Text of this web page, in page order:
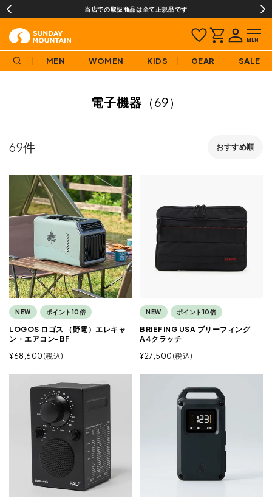
当店での取扱商品は全て正規品です
MEN WOMEN KIDS GEAR SALE
電子機器 （69）
おすすめ順
69
NEW ポイント10倍
LOGOS ロゴス （野電）エレキャ
ン・エアコン-BF
¥68,600 税込
NEW ポイント10倍
BRIEFING USA ブリーフィング
A4クラッチ
¥27,500 税込